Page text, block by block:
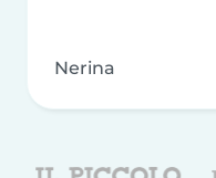
Nerina